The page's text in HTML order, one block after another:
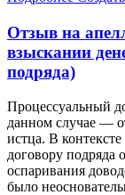
Отзыв на
взыскании
подряда)
Процессуальный
данном случае —
истца. В
договору подряда
оспаривания
было